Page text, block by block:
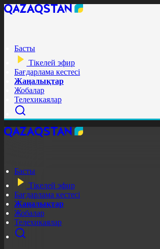
Басты
Тікелей эфир
Бағдарлама кестесі
Жаңалықтар
Жобалар
Телехикаялар
Басты
Тікелей эфир
Бағдарлама кестесі
Жаңалықтар
Жобалар
Телехикаялар